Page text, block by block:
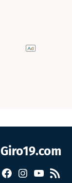
Giro19.com
Facebook
Instagram
YouTube
RSS